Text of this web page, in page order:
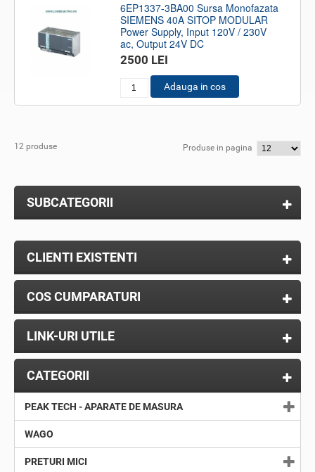
6EP1337-3BA00 Sursa Monofazata
SIEMENS 40A SITOP MODULAR
Power Supply, Input 120V / 230V
ac, Output 24V DC
2500 LEI
Adauga in cos
12 produse Produse in pagina
SUBCATEGORII
CLIENTI EXISTENTI
COS CUMPARATURI
LINK-URI UTILE
CATEGORII
PEAK TECH - APARATE DE MASURA
WAGO
PRETURI MICI